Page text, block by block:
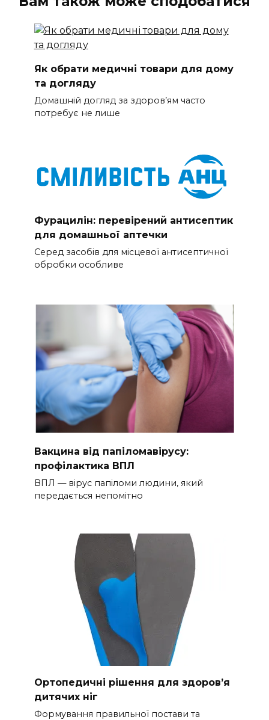
Як обрати медичні товари для дому
та догляду
Домашній догляд за здоров’ям часто
потребує не лише
Фурацилін: перевірений антисептик
для домашньої аптечки
Серед засобів для місцевої антисептичної
обробки особливе
Вакцина від папіломавірусу:
профілактика ВПЛ
ВПЛ — вірус папіломи людини, який
передається непомітно
Ортопедичні рішення для здоров’я
дитячих ніг
Формування правильної постави та